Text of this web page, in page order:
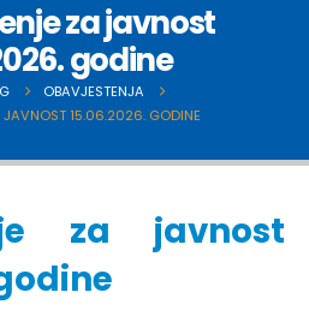
za javnost
godine
OBAVJESTENJA
JAVNOST 15.06.2026. GODINE
za javnost